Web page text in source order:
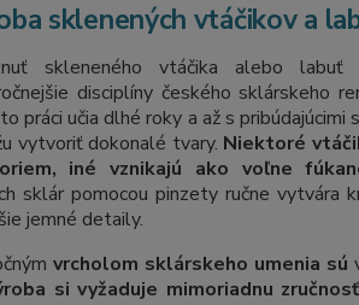
sklenených vtáčikov a
skleneného vtáčika alebo labuť
disciplíny českého sklárskeho
práci učia dlhé roky a až s pribúdajúcimi
vytvoriť dokonalé tvary. Niektoré
iné vznikajú ako voľne
sklár pomocou pinzety ručne vytvára
jemné detaily.
vrcholom sklárskeho umenia sú
si vyžaduje mimoriadnu zručnosť